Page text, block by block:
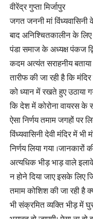
वीरेंद्र गुप्ता मिर्जापुर
जगत जननी मां
बाद अनिश्चितकालीन के लिए
पंडा समाज के अध्यक्ष पंकज
कदम अत्यंत सराहनीय
तारीफ की जा रही है कि
को ध्यान में रखते हुए उठाया
कि देश में कोरोना वायरस
ऐसा निर्णय तमाम जगहों पर
विंध्यवासिनी देवी मंदिर में
निर्णय लिया गया
अत्यधिक भीड़ भाड़ वाले
न होने दिया जाए इसके लिए
तमाम कोशिश की जा रही है
भी संक्रमित व्यक्ति भीड़ में